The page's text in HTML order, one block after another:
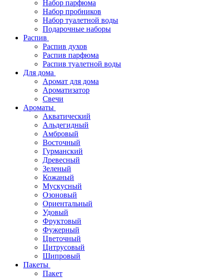
Набор парфюма
Набор пробников
Набор туалетной воды
Подарочные наборы
Распив
Распив духов
Распив парфюма
Распив туалетной воды
Для дома
Аромат для дома
Ароматизатор
Свечи
Ароматы
Акватический
Альдегидный
Амбровый
Восточный
Гурманский
Древесный
Зеленый
Кожаный
Мускусный
Озоновый
Ориентальный
Удовый
Фруктовый
Фужерный
Цветочный
Цитрусовый
Шипровый
Пакеты
Пакет